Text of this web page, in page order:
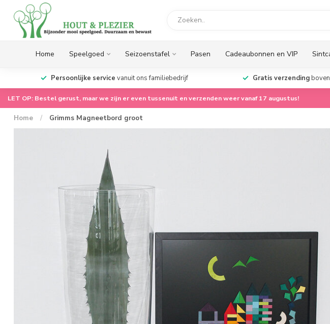
Home Speelgoed Seizoenstafel Pasen Cadeaubonnen en VIP
Persoonlijke service vanuit ons familiebedrijf Gratis verzendingboven
LET OP: Bestel gerust, maar we zijn er even tussenuit en verzenden weer vanaf 17 augustus!
Home / Grimms Magneetbord groot